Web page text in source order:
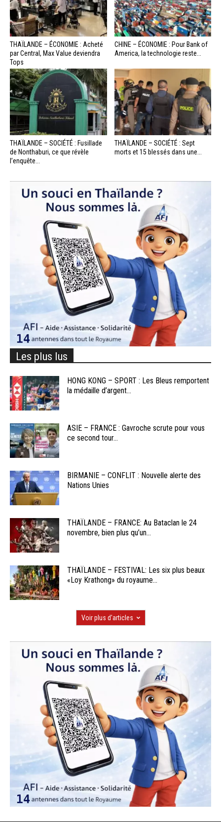
THAÏLANDE – ÉCONOMIE : Acheté
par Central, Max Value deviendra
Tops
CHINE – ÉCONOMIE : Pour Bank of
America, la technologie reste...
THAÏLANDE – SOCIÉTÉ : Fusillade
de Nonthaburi, ce que révèle
l’enquête...
THAÏLANDE – SOCIÉTÉ : Sept
morts et 15 blessés dans une...
Les plus lus
HONG KONG – SPORT : Les Bleus remportent
la médaille d’argent...
ASIE – FRANCE : Gavroche scrute pour vous
ce second tour...
BIRMANIE – CONFLIT : Nouvelle alerte des
Nations Unies
THAÏLANDE – FRANCE: Au Bataclan le 24
novembre, bien plus qu’un...
THAÏLANDE – FESTIVAL: Les six plus beaux
«Loy Krathong» du royaume...
Voir plus d'articles